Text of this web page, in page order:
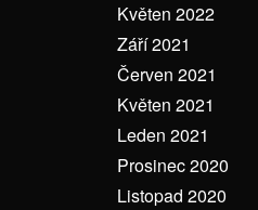
Květen 2022
Září 2021
Červen 2021
Květen 2021
Leden 2021
Prosinec 2020
Listopad 2020